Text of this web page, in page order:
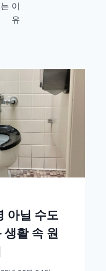
이
유
아닐 수도
활 속 원